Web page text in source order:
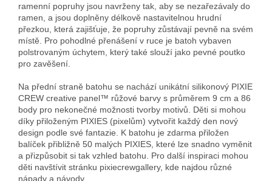
ramenní popruhy jsou navrženy tak, aby se nezařezávaly do
ramen, a jsou doplněny délkově nastavitelnou hrudní
přezkou, která zajišťuje, že popruhy zůstávají pevně na svém
místě. Pro pohodlné přenášení v ruce je batoh vybaven
polstrovaným úchytem, který také slouží jako pevné poutko
pro zavěšení.
Na přední straně batohu se nachází unikátní silikonový PIXIE
CREW creative panel™ růžové barvy s průměrem 9 cm a 86
body pro nekonečné možnosti tvorby motivů. Děti si mohou
díky přiloženým PIXIES (pixelům) vytvořit každý den nový
design podle své fantazie. K batohu je zdarma přiložen
balíček přibližně 50 malých PIXIES, které lze snadno vyměnit
a přizpůsobit si tak vzhled batohu. Pro další inspiraci mohou
děti navštívit stránku pixiecrewgallery, kde najdou různé
nápady a návody.